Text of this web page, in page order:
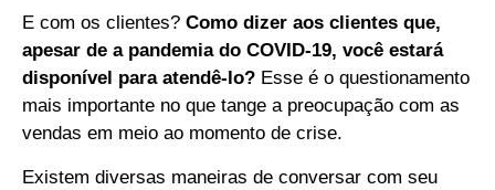
E com os clientes? Como dizer aos clientes que,
apesar de a pandemia do COVID-19, você estará
disponível para atendê-lo? Esse é o questionamento
mais importante no que tange a preocupação com as
vendas em meio ao momento de crise.
Existem diversas maneiras de conversar com seu